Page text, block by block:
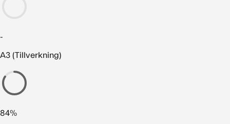
-
A3 (Tillverkning)
84%